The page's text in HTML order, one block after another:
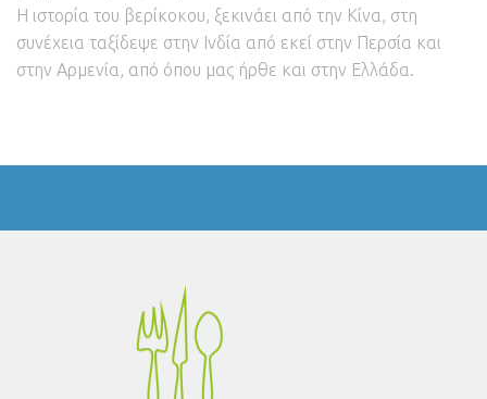
Η ιστορία του βερίκοκου, ξεκινάει από την Κίνα, στη
συνέχεια ταξίδεψε στην Ινδία από εκεί στην Περσία και
στην Αρμενία, από όπου μας ήρθε και στην Ελλάδα.